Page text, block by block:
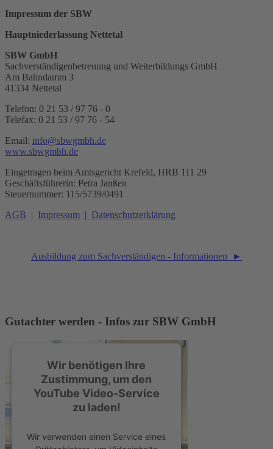
Impressum der SBW
Hauptniederlassung Nettetal
SBW GmbH
Sachverständigenbetreuung und Weiterbildungs GmbH
Am Bahndamm 3
41334 Nettetal
Telefon: 0 21 53 / 97 76 - 0
Telefax: 0 21 53 / 97 76 - 54
Email: info@sbwgmbh.de
www.sbwgmbh.de
Eingetragen beim Amtsgericht Krefeld, HRB 111 29
Geschäftsführerin: Petra Janßen
Steuernummer: 115/5739/0491
AGB | Impressum | Datenschutzerklärung
Ausbildung zum Sachverständigen - Informationen ►
Gutachter werden - Infos zur SBW GmbH
Wir benötigen Ihre
Zustimmung, um den
YouTube Video-Service
zu laden!
Wir verwenden einen Service eines